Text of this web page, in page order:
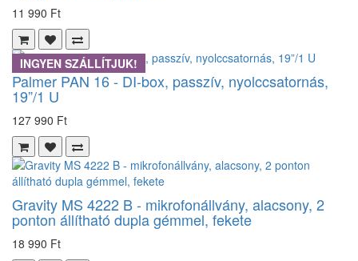
11 990 Ft
INGYEN SZÁLLÍTJUK!
Palmer PAN 16 - DI-box, passzív, nyolccsatornás,
19”/1 U
127 990 Ft
Gravity MS 4222 B - mikrofonállvány, alacsony, 2
ponton állítható dupla gémmel, fekete
18 990 Ft